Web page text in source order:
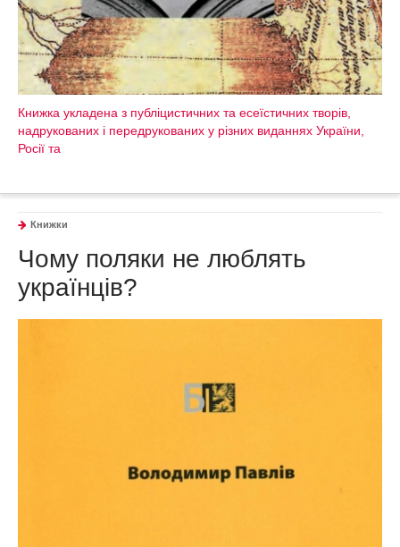
Книжка укладена з публіцистичних та есеїстичних творів,
надрукованих і передрукованих у різних виданнях України,
Росії та
Книжки
Чому поляки не люблять
українців?